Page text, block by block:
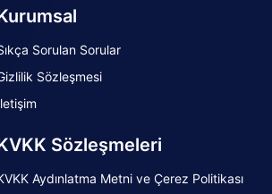
Sorulan Sorular
Sözleşmesi
Sözleşmeleri
Aydınlatma Metni ve Çerez Politikası